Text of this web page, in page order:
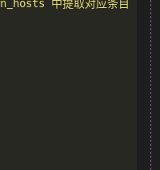
中提取对应条目